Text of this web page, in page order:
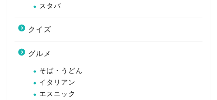
スタバ
クイズ
グルメ
そば・うどん
イタリアン
エスニック